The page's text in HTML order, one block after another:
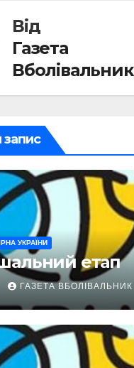
Від
Газета
Вболівальник
запис
УКРАЇНИ
етап
ГАЗЕТА ВБОЛІВАЛЬНИК